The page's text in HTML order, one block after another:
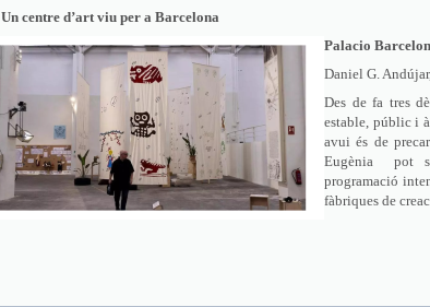
Un centre d’art viu per a Barcelona
Palacio
Daniel G.
Des de fa tres
estable, públic i
avui és de
Eugènia pot
programació
fàbriques de